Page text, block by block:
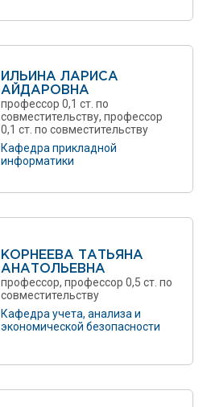
ИЛЬИНА ЛАРИСА
АЙДАРОВНА
профессор 0,1 ст. по
совместительству, профессор
0,1 ст. по совместительству
Кафедра прикладной
информатики
КОРНЕЕВА ТАТЬЯНА
АНАТОЛЬЕВНА
профессор, профессор 0,5 ст. по
совместительству
Кафедра учета, анализа и
экономической безопасности